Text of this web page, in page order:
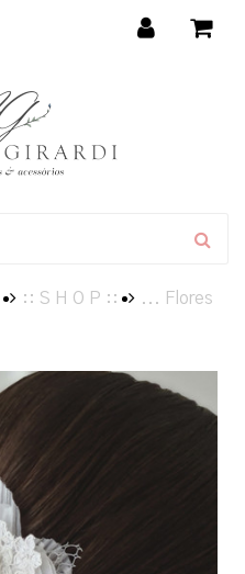
:: S H O P :: ... Flores